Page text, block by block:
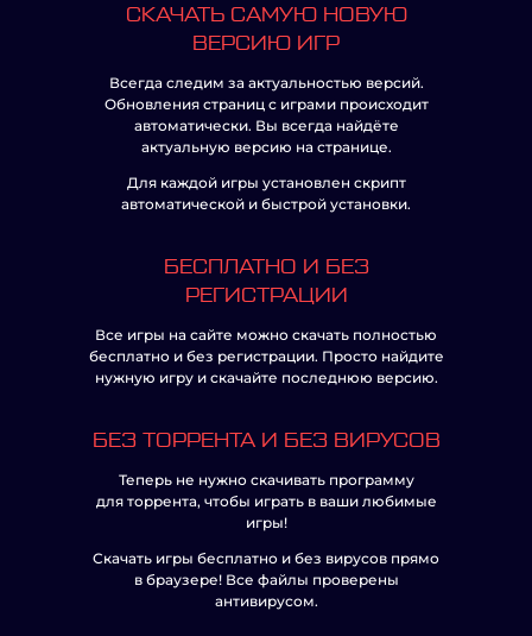
СКАЧАТЬ САМУЮ НОВУЮ
ВЕРСИЮ ИГР
Всегда следим за актуальностью версий.
Обновления страниц с играми происходит
автоматически. Вы всегда найдёте
актуальную версию на странице.
Для каждой игры установлен скрипт
автоматической и быстрой установки.
БЕСПЛАТНО И БЕЗ
РЕГИСТРАЦИИ
Все игры на сайте можно скачать полностью
бесплатно и без регистрации. Просто найдите
нужную игру и скачайте последнюю версию.
БЕЗ ТОРРЕНТА И БЕЗ ВИРУСОВ
Теперь не нужно скачивать программу
для торрента, чтобы играть в ваши любимые
игры!
Скачать игры бесплатно и без вирусов прямо
в браузере! Все файлы проверены
антивирусом.